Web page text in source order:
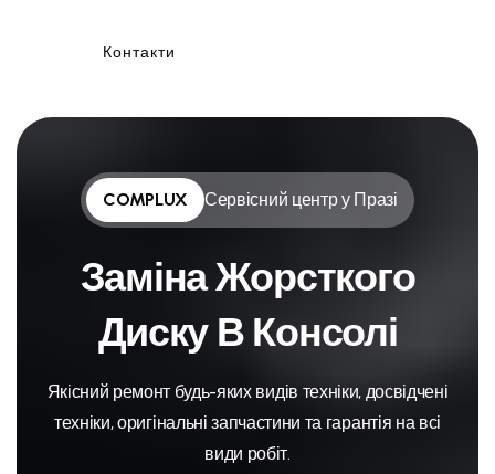
Контакти
COMPLUX Сервісний центр у Празі
Заміна Жорсткого
Диску В Консолі
Якісний ремонт будь-яких видів техніки, досвідчені
техніки, оригінальні запчастини та гарантія на всі
види робіт.